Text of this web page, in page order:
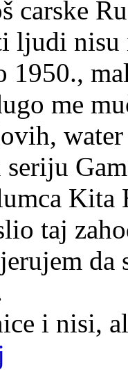
carske
ljudi nisu
1950.,
me
Kita
taj
da
i nisi,